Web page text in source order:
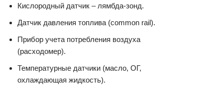
Кислородный датчик – лямбда-зонд.
Датчик давления топлива (common rail).
Прибор учета потребления воздуха
(расходомер).
Температурные датчики (масло, ОГ,
охлаждающая жидкость).